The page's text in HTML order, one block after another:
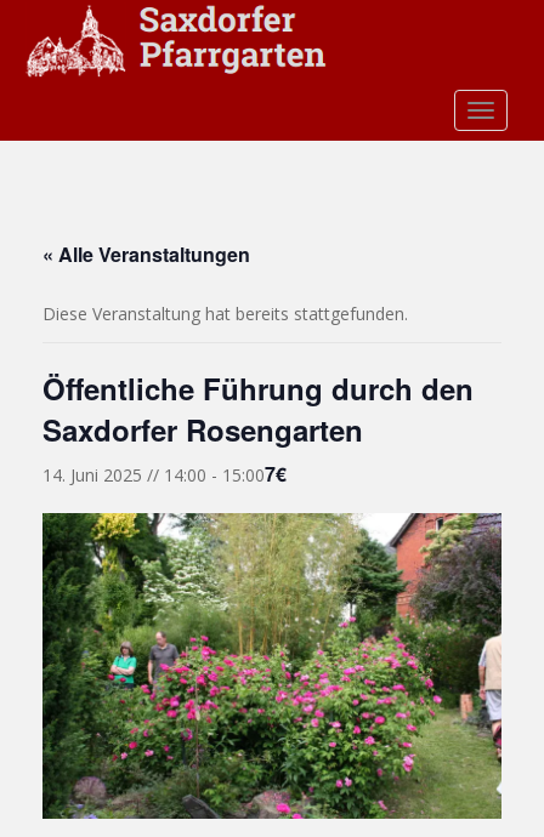
« Alle Veranstaltungen
Diese Veranstaltung hat bereits stattgefunden.
Öffentliche Führung durch den
Saxdorfer Rosengarten
14. Juni 2025 // 14:00 - 15:007€